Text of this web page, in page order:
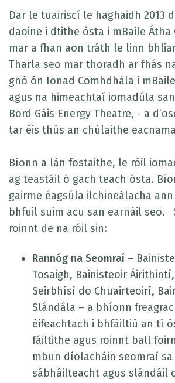
Dar le tuairiscí le haghaidh 2013
daoine i dtithe ósta i mBaile Átha
mar a fhan aon tráth le linn
Tharla seo mar thoradh ar fhás
gnó ón Ionad Comhdhála i
agus na himeachtaí iomadúla
Bord Gáis Energy Theatre, - a
tar éis thús an chúlaithe
Bíonn a lán fostaithe, le róil
ag teastáil ó gach teach ósta.
gairme éagsúla ilchineálacha
bhfuil suim acu san earnáil seo.
roinnt de na róil sin:
Rannóg na Seomraí –
Tosaigh, Bainisteoir
Seirbhísí do Chuairteoirí,
Slándála – a bhíonn
éifeachtach i bhfáiltiú an tí
fáiltithe agus roinnt ball
mbun díolacháin seomraí
sábháilteacht agus slándáil